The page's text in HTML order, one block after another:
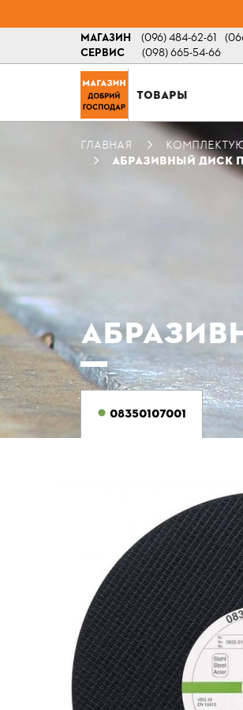
МАГАЗИН (096) 484-62-61
СЕРВИС
(098) 665-54-66
ТОВАРЫ
ГЛАВНАЯ
АБРАЗИВНЫЙ ДИСК
08350107001